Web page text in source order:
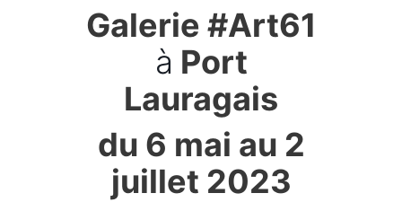
Galerie #Art61
à Port
Lauragais
du 6 mai au 2
juillet 2023